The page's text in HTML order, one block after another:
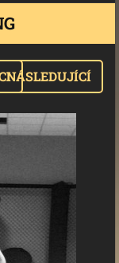
NÁSLEDUJÍCÍ